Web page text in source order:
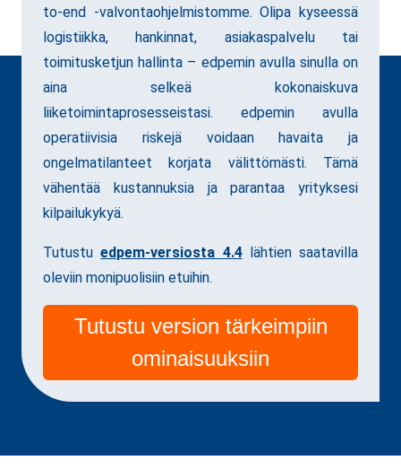
to-end -valvontaohjelmistomme. Olipa kyseessä
logistiikka, hankinnat, asiakaspalvelu tai
toimitusketjun hallinta – edpemin avulla sinulla on
aina selkeä kokonaiskuva
liiketoimintaprosesseistasi. edpemin avulla
operatiivisia riskejä voidaan havaita ja
ongelmatilanteet korjata välittömästi. Tämä
vähentää kustannuksia ja parantaa yrityksesi
kilpailukykyä.
Tutustuedpem-versiosta 4.4lähtien saatavilla
oleviin monipuolisiin etuihin.
Tutustu version tärkeimpiin
ominaisuuksiin